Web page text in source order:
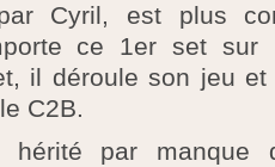
Cyril, est plus
ce 1er set
il déroule son jeu
C2B.
hérité par manque